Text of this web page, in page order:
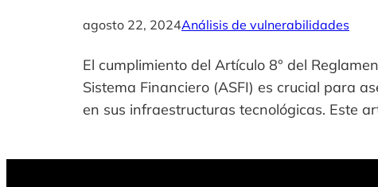
agosto 22, 2024Análisis de vulnerabilidades
El cumplimiento del Artículo 8° del
Sistema Financiero (ASFI) es crucial para
en sus infraestructuras tecnológicas. Este